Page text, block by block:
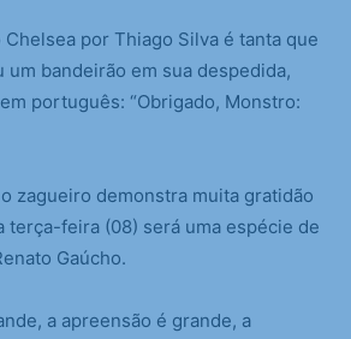
por Thiago Silva é tanta que
um bandeirão em sua despedida,
português: “Obrigado, Monstro:
zagueiro demonstra muita gratidão
terça-feira (08) será uma espécie de
Gaúcho.
a apreensão é grande, a